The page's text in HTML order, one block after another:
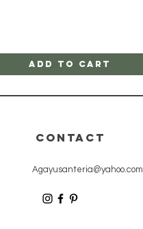
Add to Cart
CONTACT
Agayusanteria@yahoo.com